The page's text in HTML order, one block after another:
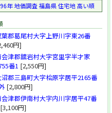
年 地価調査 福島県 住宅地 高い順
葉郡葛尾村大字上野川字東26番
円]
津郡舘岩村大字宮里字半才家
番1 [2,550円]
郡三島町大字桧原字居平2165番
[2,800円]
津郡伊南村大字内川字居平47番
[3,100円]